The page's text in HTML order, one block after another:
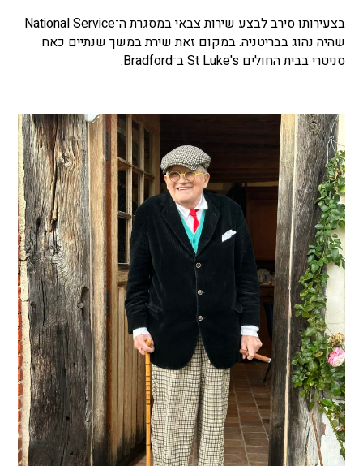
בצעירותו סירב לבצע שירות צבאי במסגרת ה־National Service
שהיה נהוג בבריטניה. במקום זאת שירת במשך שנתיים כאח
סניטרי בבית החולים St Luke's ב־Bradford.